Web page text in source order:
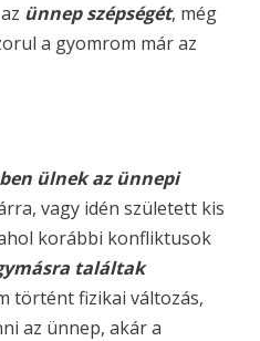
ünnep szépségét, még
a gyomrom már az
ülnek az ünnepi
vagy idén született kis
korábbi konfliktusok
találtak
történt fizikai változás,
az ünnep, akár a